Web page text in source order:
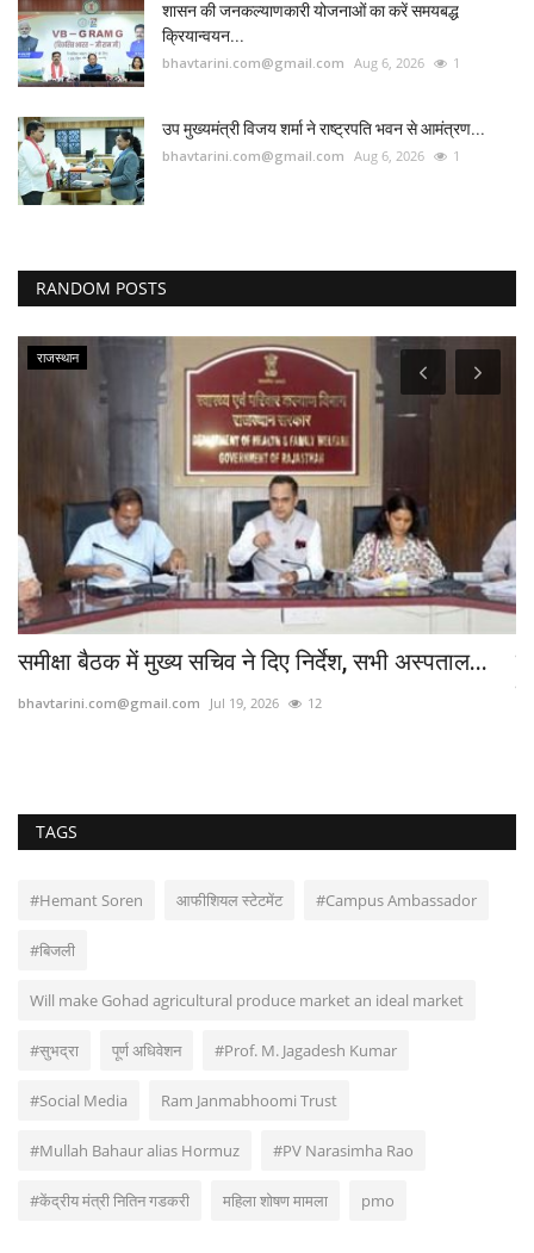
शासन की जनकल्याणकारी योजनाओं का करें समयबद्ध
क्रियान्वयन...
bhavtarini.com@gmail.com Aug 6, 2026 1
उप मुख्यमंत्री विजय शर्मा ने राष्ट्रपति भवन से आमंत्रण...
bhavtarini.com@gmail.com Aug 6, 2026 1
RANDOM POSTS
राजस्थान
समीक्षा बैठक में मुख्य सचिव ने दिए निर्देश, सभी अस्पताल...
bhavtarini.com@gmail.com Jul 19, 2026 12
TAGS
#Hemant Soren आफीशियल स्टेटमेंट #Campus Ambassador
#बिजली
Will make Gohad agricultural produce market an ideal market
#सुभद्रा पूर्ण अधिवेशन #Prof. M. Jagadesh Kumar
#Social Media Ram Janmabhoomi Trust
#Mullah Bahaur alias Hormuz #PV Narasimha Rao
#केंद्रीय मंत्री नितिन गडकरी महिला शोषण मामला pmo